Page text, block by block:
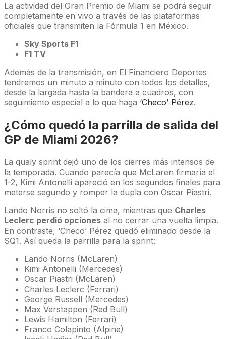
La actividad del Gran Premio de Miami se podrá seguir
completamente en vivo a través de las plataformas
oficiales que transmiten la Fórmula 1 en México.
Sky Sports F1
F1 TV
Además de la transmisión, en El Financiero Deportes
tendremos un minuto a minuto con todos los detalles,
desde la largada hasta la bandera a cuadros, con
seguimiento especial a lo que haga ‘Checo’ Pérez.
¿Cómo quedó la parrilla de salida del
GP de Miami 2026?
La qualy sprint dejó uno de los cierres más intensos de
la temporada. Cuando parecía que McLaren firmaría el
1-2, Kimi Antonelli apareció en los segundos finales para
meterse segundo y romper la dupla con Oscar Piastri.
Lando Norris no soltó la cima, mientras que Charles
Leclerc perdió opciones al no cerrar una vuelta limpia.
En contraste, ‘Checo’ Pérez quedó eliminado desde la
SQ1. Así queda la parrilla para la sprint:
Lando Norris (McLaren)
Kimi Antonelli (Mercedes)
Oscar Piastri (McLaren)
Charles Leclerc (Ferrari)
George Russell (Mercedes)
Max Verstappen (Red Bull)
Lewis Hamilton (Ferrari)
Franco Colapinto (Alpine)